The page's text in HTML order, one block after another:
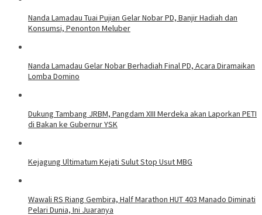
Nanda Lamadau Tuai Pujian Gelar Nobar PD, Banjir Hadiah dan
Konsumsi, Penonton Meluber
Nanda Lamadau Gelar Nobar Berhadiah Final PD, Acara Diramaikan
Lomba Domino
Dukung Tambang JRBM, Pangdam XIII Merdeka akan Laporkan PETI
di Bakan ke Gubernur YSK
Kejagung Ultimatum Kejati Sulut Stop Usut MBG
Wawali RS Riang Gembira, Half Marathon HUT 403 Manado Diminati
Pelari Dunia, Ini Juaranya